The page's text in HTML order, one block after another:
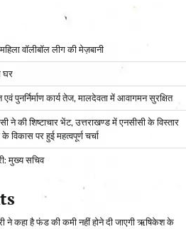
वॉलीबॉल लीग की मेज़बानी
घर
पुनर्निर्माण कार्य तेज, मालदेवता में आवागमन सुरक्षित
ने की शिष्टाचार भेंट, उत्तराखण्ड में एनसीसी के विस्तार
पर हुई महत्वपूर्ण चर्चा
मुख्य सचिव
ने कहा है फंड की कमी नहीं होने दी जाएगी ऋषिकेश के